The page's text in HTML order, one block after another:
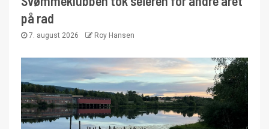
på rad
7. august 2026 Roy Hansen